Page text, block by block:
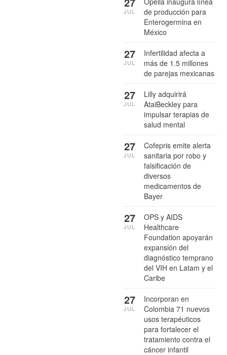
de producción para
Enterogermina en
México
JUL
Infertilidad afecta a
más de 1.5 millones
de parejas mexicanas
27
JUL
Lilly adquirirá
AtaiBeckley para
impulsar terapias de
salud mental
27
JUL
Cofepris emite alerta
sanitaria por robo y
falsificación de
diversos
medicamentos de
Bayer
27
JUL
OPS y AIDS
Healthcare
Foundation apoyarán
expansión del
diagnóstico temprano
del VIH en Latam y el
Caribe
27
JUL
Incorporan en
Colombia 71 nuevos
usos terapéuticos
para fortalecer el
tratamiento contra el
cáncer infantil
27
JUL